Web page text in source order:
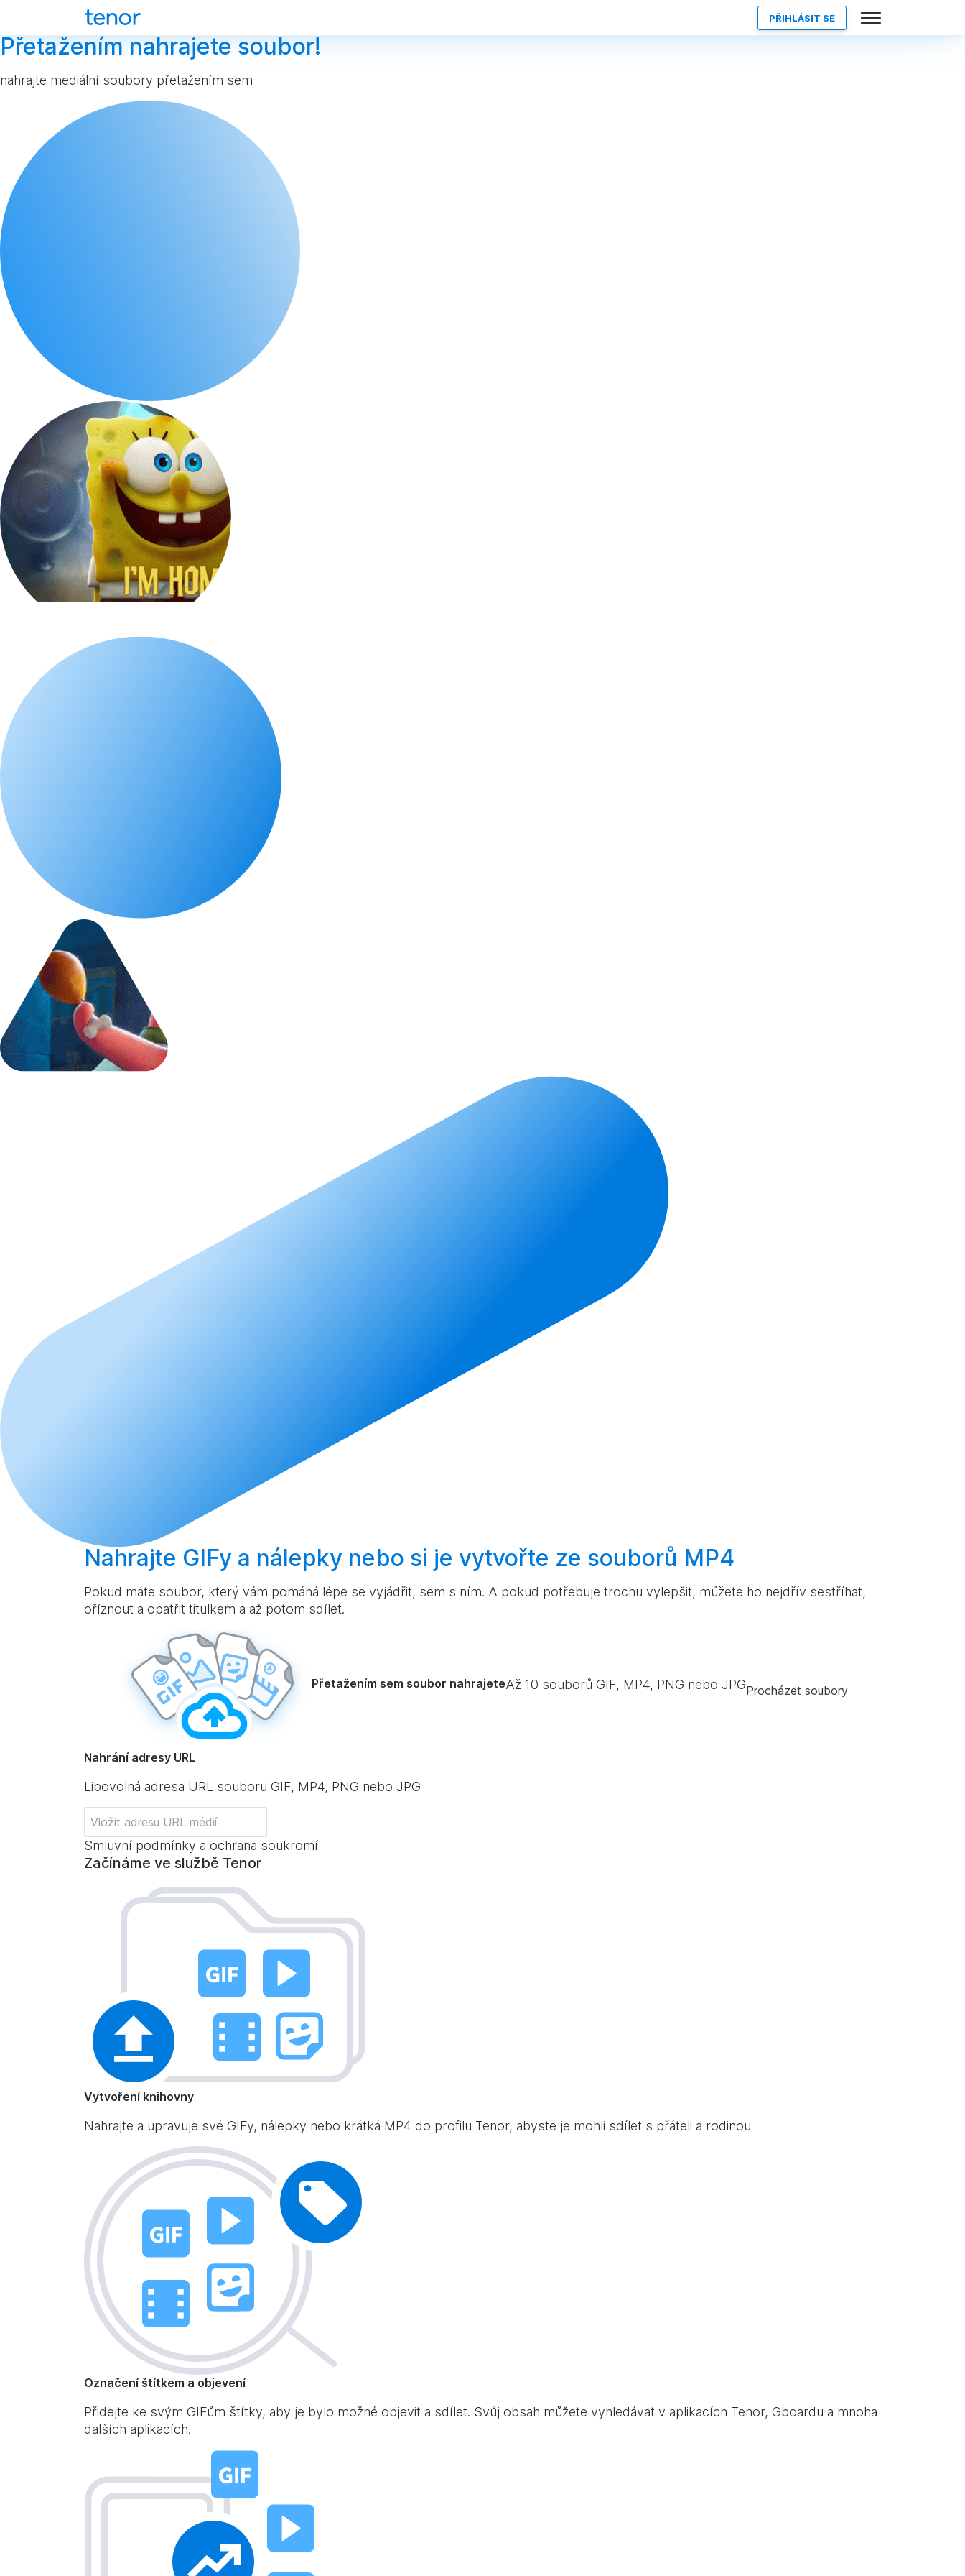
PŘIHLÁSIT SE
Přetažením nahrajete soubor!
nahrajte mediální soubory přetažením sem
Nahrajte GIFy a nálepky nebo si je vytvořte ze souborů MP4
Pokud máte soubor, který vám pomáhá lépe se vyjádřit, sem s ním. A pokud potřebuje trochu vylepšit, můžete ho nejdřív sestříhat,
oříznout a opatřit titulkem a až potom sdílet.
Přetažením sem soubor nahrajeteAž 10 souborů GIF, MP4, PNG nebo JPGProcházet soubory
Nahrání adresy URL
Libovolná adresa URL souboru GIF, MP4, PNG nebo JPG
Smluvní podmínky a ochrana soukromí
Začínáme ve službě Tenor
Vytvoření knihovny
Nahrajte a upravuje své GIFy, nálepky nebo krátká MP4 do profilu Tenor, abyste je mohli sdílet s přáteli a rodinou
Označení štítkem a objevení
Přidejte ke svým GIFům štítky, aby je bylo možné objevit a sdílet. Svůj obsah můžete vyhledávat v aplikacích Tenor, Gboardu a mnoha
dalších aplikacích.